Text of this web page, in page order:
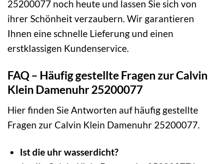
25200077 noch heute und lassen Sie sich von
ihrer Schönheit verzaubern. Wir garantieren
Ihnen eine schnelle Lieferung und einen
erstklassigen Kundenservice.
FAQ – Häufig gestellte Fragen zur Calvin
Klein Damenuhr 25200077
Hier finden Sie Antworten auf häufig gestellte
Fragen zur Calvin Klein Damenuhr 25200077.
Ist die uhr wasserdicht?